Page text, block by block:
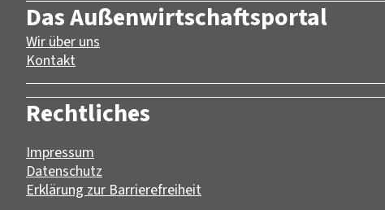
Das Außenwirtschaftsportal
Wir über uns
Kontakt
Rechtliches
Impressum
Datenschutz
Erklärung zur Barrierefreiheit